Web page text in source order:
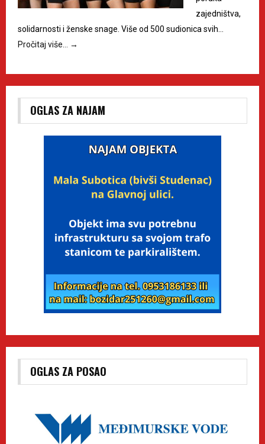
zajedništva,
solidarnosti i ženske snage. Više od 500 sudionica svih…
Pročitaj više…
→
OGLAS ZA NAJAM
OGLAS ZA POSAO